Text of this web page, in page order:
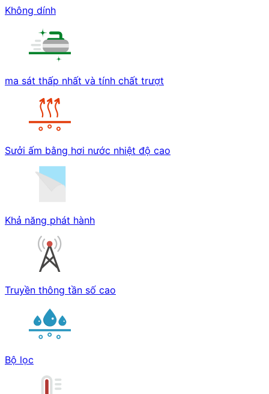
Không dính
ma sát thấp nhất và tính chất trượt
Sưởi ấm bằng hơi nước nhiệt độ cao
Khả năng phát hành
Truyền thông tần số cao
Bộ lọc